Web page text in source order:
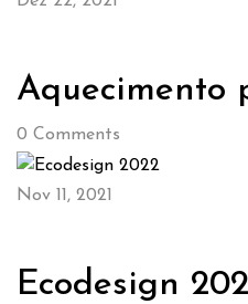
Aquecimento
0 Comments
Nov 11, 2021
Ecodesign